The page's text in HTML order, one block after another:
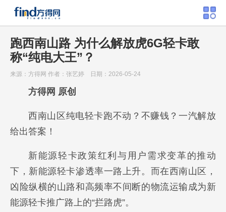
跑西南山路 为什么解放虎6G轻卡敢
称“纯电大王”？
来源：方得网 作者：张艺婷 日期：2026-05-24
方得网 原创
西南山区纯电轻卡跑不动？不赚钱？一汽解放
给出答案！
新能源轻卡政策红利与用户需求变革的推动
下，新能源轻卡渗透率一路上升。而在西南山区，
凶险纵横的山路和高频率不间断的物流运输成为新
能源轻卡推广路上的“拦路虎”。